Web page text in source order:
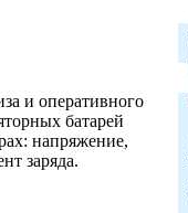
и оперативного
батарей
напряжение,
заряда.